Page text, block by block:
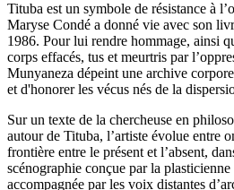
Tituba est un symbole de résistance à
Maryse Condé a donné vie avec son
1986. Pour lui rendre hommage, ainsi
corps effacés, tus et meurtris par
Munyaneza dépeint une archive
et d'honorer les vécus nés de la
Sur un texte de la chercheuse en
autour de Tituba, l’artiste évolue entre
frontière entre le présent et l’absent,
scénographie conçue par la
accompagnée par les voix distantes